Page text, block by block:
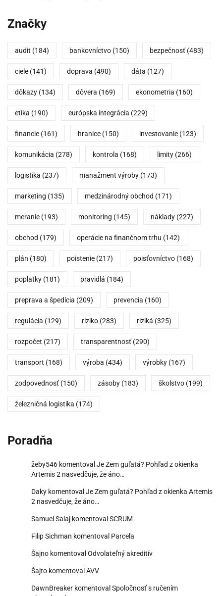
Značky
audit (184) bankovníctvo (150) bezpečnosť (483)
ciele (141) doprava (490) dáta (127)
dôkazy (134) dôvera (169) ekonometria (160)
etika (190) európska integrácia (229)
financie (161) hranice (150) investovanie (123)
komunikácia (278) kontrola (168) limity (266)
logistika (237) manažment výroby (173)
marketing (135) medzinárodný obchod (171)
meranie (193) monitoring (145) náklady (227)
obchod (179) operácie na finančnom trhu (142)
plán (180) poistenie (217) poisťovníctvo (168)
poplatky (181) pravidlá (184)
preprava a špedícia (209) prevencia (160)
regulácia (129) riziko (283) riziká (325)
rozpočet (217) transparentnosť (290)
transport (168) výroba (434) výrobky (167)
zodpovednosť (150) zásoby (183) školstvo (199)
železničná logistika (174)
Poradňa
žeby546 komentoval Je Zem guľatá? Pohľad z okienka
Artemis 2 nasvedčuje, že áno…
Daky komentoval Je Zem guľatá? Pohľad z okienka Artemis
2 nasvedčuje, že áno…
Samuel Salaj komentoval SCRUM
Filip Sichman komentoval Parcela
Šajno komentoval Odvolateľný akreditív
Šajto komentoval AVV
DawnBreaker komentoval Spoločnosť s ručením